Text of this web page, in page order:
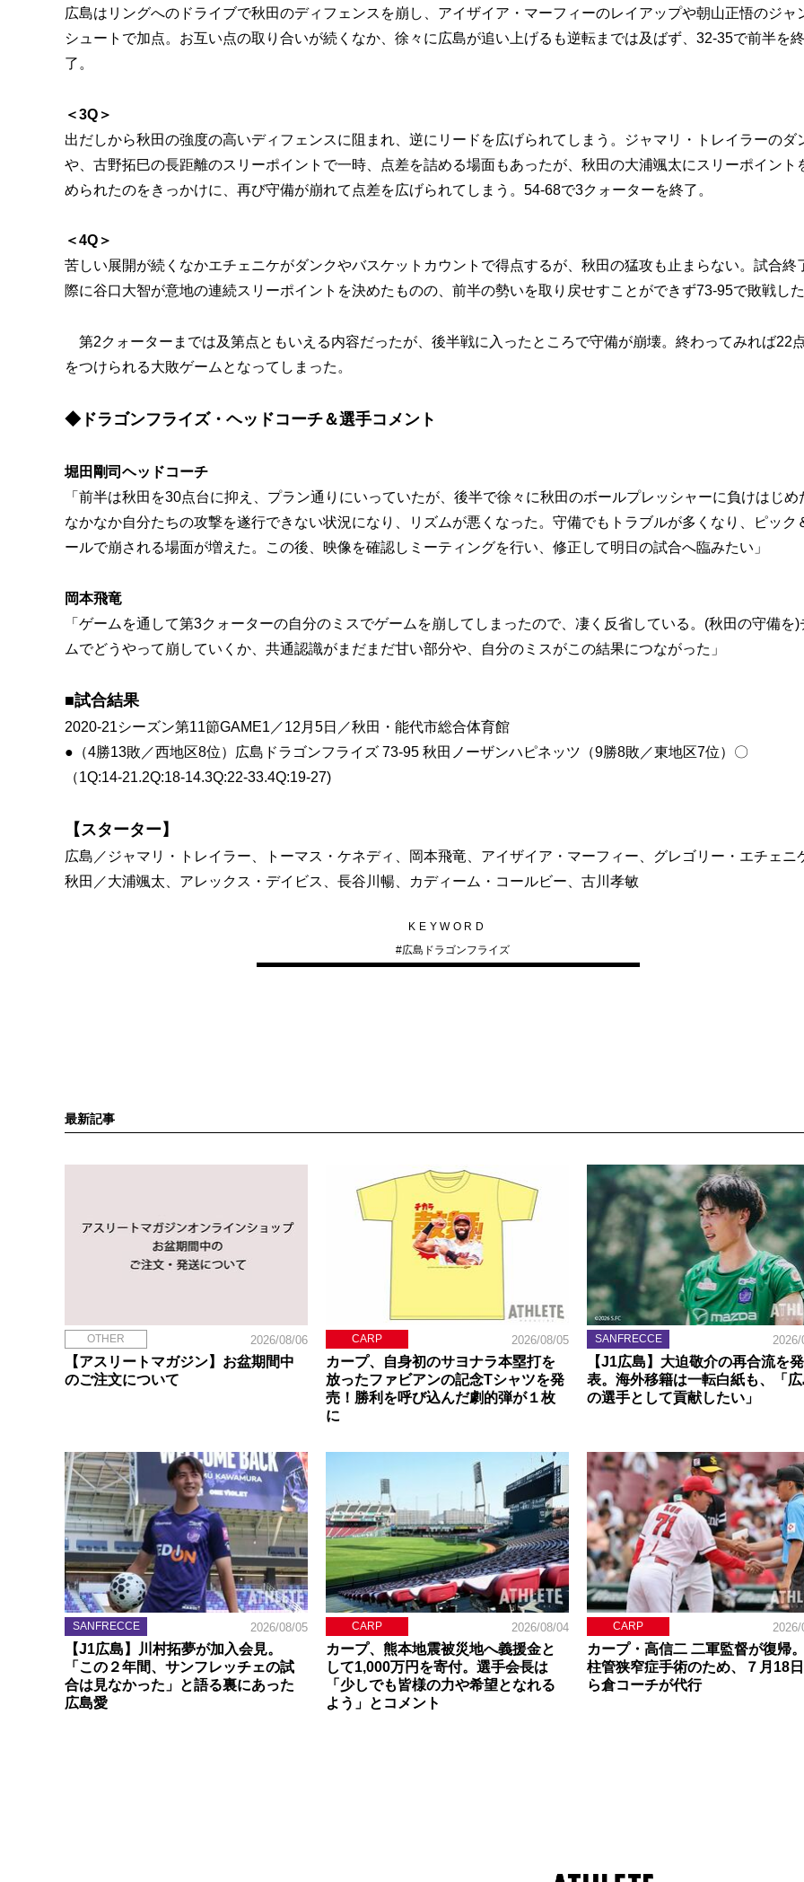
広島はリングへのドライブで秋田のディフェンスを崩し、アイザイア・マーフィーのレイアップや朝山正悟のジャ
シュートで加点。お互い点の取り合いが続くなか、徐々に広島が追い上げるも逆転までは及ばず、32-35で前半を終
了。
＜3Q＞
出だしから秋田の強度の高いディフェンスに阻まれ、逆にリードを広げられてしまう。ジャマリ・トレイラーのダ
や、古野拓巳の長距離のスリーポイントで一時、点差を詰める場面もあったが、秋田の大浦颯太にスリーポイント
められたのをきっかけに、再び守備が崩れて点差を広げられてしまう。54-68で3クォーターを終了。
＜4Q＞
苦しい展開が続くなかエチェニケがダンクやバスケットカウントで得点するが、秋田の猛攻も止まらない。試合終
際に谷口大智が意地の連続スリーポイントを決めたものの、前半の勢いを取り戻せすことができず73-95で敗戦した
第2クォーターまでは及第点ともいえる内容だったが、後半戦に入ったところで守備が崩壊。終わってみれば22
をつけられる大敗ゲームとなってしまった。
◆ドラゴンフライズ・ヘッドコーチ＆選手コメント
堀田剛司ヘッドコーチ
「前半は秋田を30点台に抑え、プラン通りにいっていたが、後半で徐々に秋田のボールプレッシャーに負けはじめ
なかなか自分たちの攻撃を遂行できない状況になり、リズムが悪くなった。守備でもトラブルが多くなり、ピック
ールで崩される場面が増えた。この後、映像を確認しミーティングを行い、修正して明日の試合へ臨みたい」
岡本飛竜
「ゲームを通して第3クォーターの自分のミスでゲームを崩してしまったので、凄く反省している。(秋田の守備を)
ムでどうやって崩していくか、共通認識がまだまだ甘い部分や、自分のミスがこの結果につながった」
■試合結果
2020-21シーズン第11節GAME1／12月5日／秋田・能代市総合体育館
●（4勝13敗／西地区8位）広島ドラゴンフライズ 73-95 秋田ノーザンハピネッツ（9勝8敗／東地区7位）〇
（1Q:14-21.2Q:18-14.3Q:22-33.4Q:19-27)
【スターター】
広島／ジャマリ・トレイラー、トーマス・ケネディ、岡本飛竜、アイザイア・マーフィー、グレゴリー・エチェニ
秋田／大浦颯太、アレックス・デイビス、長谷川暢、カディーム・コールビー、古川孝敏
KEYWORD
#広島ドラゴンフライズ
最新記事
OTHER 2026/08/06
【アスリートマガジン】お盆期間中
のご注文について
CARP 2026/08/05
カープ、自身初のサヨナラ本塁打を
放ったファビアンの記念Tシャツを発
売！勝利を呼び込んだ劇的弾が１枚
に
SANFRECCE
【J1広島】大迫敬介の再合流を発
表。海外移籍は一転白紙も、「広
の選手として貢献したい」
SANFRECCE 2026/08/05
【J1広島】川村拓夢が加入会見。
「この２年間、サンフレッチェの試
合は見なかった」と語る裏にあった
広島愛
CARP 2026/08/04
カープ、熊本地震被災地へ義援金と
して1,000万円を寄付。選手会長は
「少しでも皆様の力や希望となれる
よう」とコメント
CARP
カープ・高信二 二軍監督が復帰
柱管狭窄症手術のため、７月18
ら倉コーチが代行